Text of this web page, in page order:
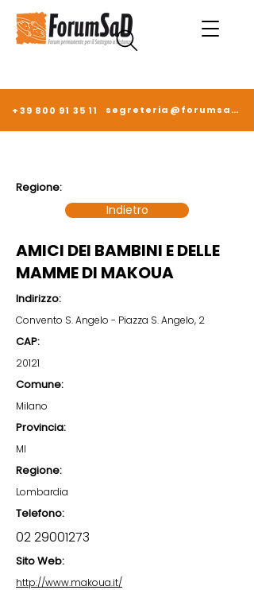
+39 800 91 35 11 segreteria@forumsad.it
Regione:
Indietro
AMICI DEI BAMBINI E DELLE
MAMME DI MAKOUA
Indirizzo:
Convento S. Angelo - Piazza S. Angelo, 2
CAP:
20121
Comune:
Milano
Provincia:
MI
Regione:
Lombardia
Telefono:
02 29001273
Sito Web:
http://www.makoua.it/